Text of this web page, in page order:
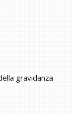
gravidanza